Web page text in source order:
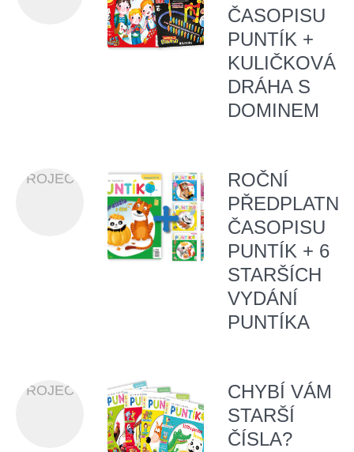
ČASOPISU
PUNTÍK +
KULIČKOVÁ
DRÁHA S
DOMINEM
PROJECT
ROČNÍ
PŘEDPLATNÉ
ČASOPISU
PUNTÍK + 6
STARŠÍCH
VYDÁNÍ
PUNTÍKA
PROJECT
CHYBÍ VÁM
STARŠÍ
ČÍSLA?